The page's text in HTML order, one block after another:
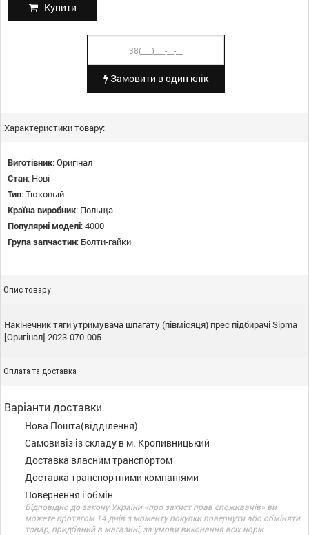
Купити
Замовити в один клік
Характеристики товару:
Виготівник:Оригінал
Стан: Нові
Тип:Тюковый
Країна виробник: Польща
Популярні моделі:4000
Група запчастин: Болти-гайки
Опис товару
Накінечник тяги утримувача шпагату (півмісяця) прес підбирачі Sipma
[Оригінал] 2023-070-005
Оплата та доставка
Варіанти доставки
Нова Пошта(відділення)
Самовивіз із складу в м. Кропивницький
Доставка власним транспортом
Доставка транспортними компаніями
Повернення і обмін
Відповідно до закону України «про захист прав споживачів» ви
можете протягом 14 днів з моменту покупки повернути або обміняти
товар, придбаний в магазині, за умови виконання всіх норм